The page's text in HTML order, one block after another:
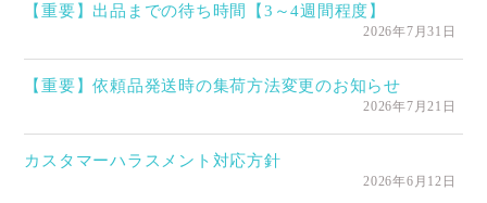
【重要】出品までの待ち時間【3～4週間程度】
2026年7月31日
【重要】依頼品発送時の集荷方法変更のお知らせ
2026年7月21日
カスタマーハラスメント対応方針
2026年6月12日